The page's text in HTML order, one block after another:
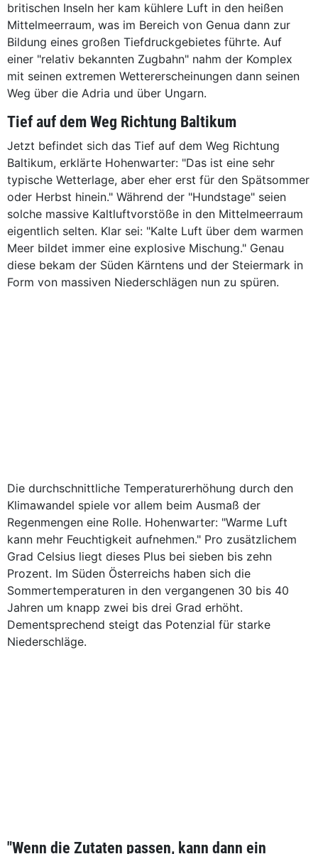
britischen Inseln her kam kühlere Luft in den heißen
Mittelmeerraum, was im Bereich von Genua dann zur
Bildung eines großen Tiefdruckgebietes führte. Auf
einer "relativ bekannten Zugbahn" nahm der Komplex
mit seinen extremen Wettererscheinungen dann seinen
Weg über die Adria und über Ungarn.
Tief auf dem Weg Richtung Baltikum
Jetzt befindet sich das Tief auf dem Weg Richtung
Baltikum, erklärte Hohenwarter: "Das ist eine sehr
typische Wetterlage, aber eher erst für den Spätsommer
oder Herbst hinein." Während der "Hundstage" seien
solche massive Kaltluftvorstöße in den Mittelmeerraum
eigentlich selten. Klar sei: "Kalte Luft über dem warmen
Meer bildet immer eine explosive Mischung." Genau
diese bekam der Süden Kärntens und der Steiermark in
Form von massiven Niederschlägen nun zu spüren.
Die durchschnittliche Temperaturerhöhung durch den
Klimawandel spiele vor allem beim Ausmaß der
Regenmengen eine Rolle. Hohenwarter: "Warme Luft
kann mehr Feuchtigkeit aufnehmen." Pro zusätzlichem
Grad Celsius liegt dieses Plus bei sieben bis zehn
Prozent. Im Süden Österreichs haben sich die
Sommertemperaturen in den vergangenen 30 bis 40
Jahren um knapp zwei bis drei Grad erhöht.
Dementsprechend steigt das Potenzial für starke
Niederschläge.
"Wenn die Zutaten passen, kann dann ein